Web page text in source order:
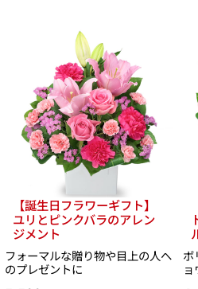
【誕生日フラワーギフト】
ユリとピンクバラのアレン
ジメント
フォーマルな贈り物や目上の人へ
のプレゼントに
ボ